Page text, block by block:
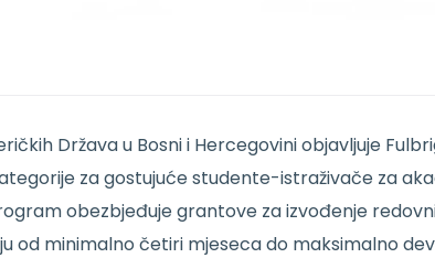
Država u Bosni i Hercegovini objavljuje
za gostujuće studente-istraživače za
obezbjeđuje grantove za izvođenje
od minimalno četiri mjeseca do maksimalno